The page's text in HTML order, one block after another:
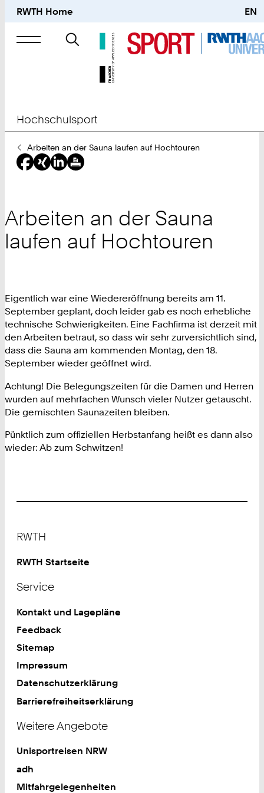
RWTH Home EN
Suche
nach
Hochschulsport
Sie
sind
hier:
Arbeiten an der Sauna laufen auf Hochtouren
Arbeiten an der Sauna
laufen auf Hochtouren
Eigentlich war eine Wiedereröffnung bereits am 11.
September geplant, doch leider gab es noch erhebliche
technische Schwierigkeiten. Eine Fachfirma ist derzeit mit
den Arbeiten betraut, so dass wir sehr zurversichtlich sind,
dass die Sauna am kommenden Montag, den 18.
September wieder geöffnet wird.
Achtung! Die Belegungszeiten für die Damen und Herren
wurden auf mehrfachen Wunsch vieler Nutzer getauscht.
Die gemischten Saunazeiten bleiben.
Pünktlich zum offiziellen Herbstanfang heißt es dann also
wieder: Ab zum Schwitzen!
RWTH
RWTH Startseite
Service
Kontakt und Lagepläne
Feedback
Sitemap
Impressum
Datenschutzerklärung
Barrierefreiheitserklärung
Weitere Angebote
Unisportreisen NRW
adh
Mitfahrgelegenheiten